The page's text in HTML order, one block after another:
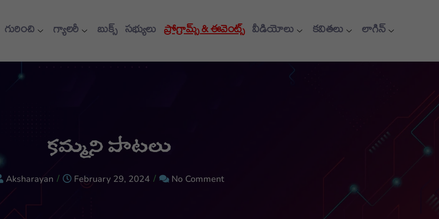
గురించి గ్యాలరీ బుక్స్ సభ్యులు ప్రోగ్రామ్స్ & ఈవెంట్స్ వీడియోలు కవితలు లాగిన్
కమ్మని పాటలు
Aksharayan / February 29, 2024 / No Comment